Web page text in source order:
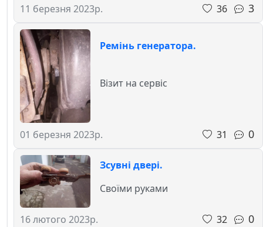
11 березня 2023р. 36 3
Ремінь генератора.
01 березня 2023р.
Візит на сервіс
31 0
Зсувні двері.
16 лютого 2023р.
Своїми руками
32 0